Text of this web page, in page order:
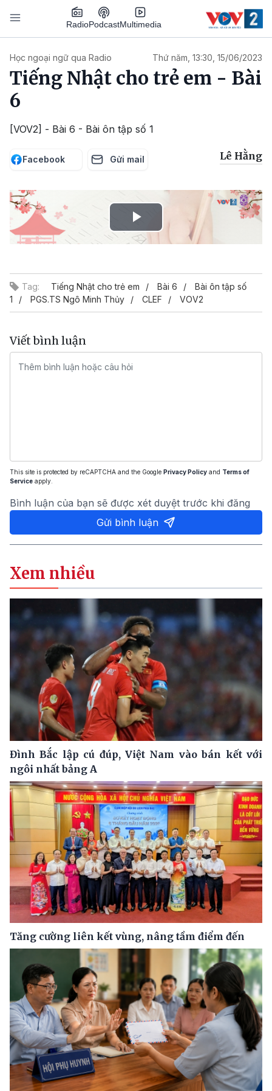
Nhảy đến nội dung
RadioPodcastMultimedia
Học ngoại ngữ qua Radio Thứ năm, 13:30, 15/06/2023
Tiếng Nhật cho trẻ em - Bài
6
[VOV2] - Bài 6 - Bài ôn tập số 1
Facebook Gửi mail Lê Hằng
Play
Tag: Tiếng Nhật cho trẻ em Bài 6
Bài ôn tập số
1
PGS.TS Ngô Minh Thủy CLEF VOV2
Viết bình luận
This site is protected by reCAPTCHA and the Google Privacy Policy and Terms of
Service apply.
Bình luận của bạn sẽ được xét duyệt trước khi đăng
Gửi bình luận
Xem nhiều
Đình Bắc lập cú đúp, Việt Nam vào bán kết với
ngôi nhất bảng A
Tăng cường liên kết vùng, nâng tầm điểm đến